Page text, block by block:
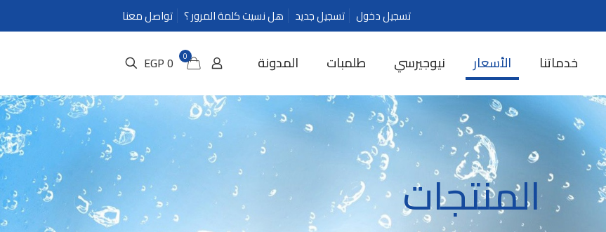
تسجيل دخول تسجيل جديد هل نسيت كلمة المرور ؟ تواصل معنا
خدماتنا الأسعار نيوجيرسي طلمبات المدونة 0
0 EGP
المنتجات